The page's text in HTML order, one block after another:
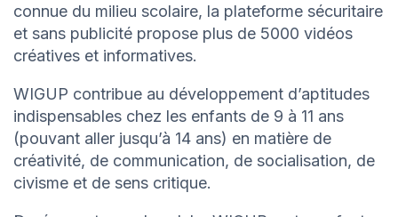
connue du milieu scolaire, la plateforme sécuritaire
et sans publicité propose plus de 5000 vidéos
créatives et informatives.
WIGUP contribue au développement d’aptitudes
indispensables chez les enfants de 9 à 11 ans
(pouvant aller jusqu’à 14 ans) en matière de
créativité, de communication, de socialisation, de
civisme et de sens critique.